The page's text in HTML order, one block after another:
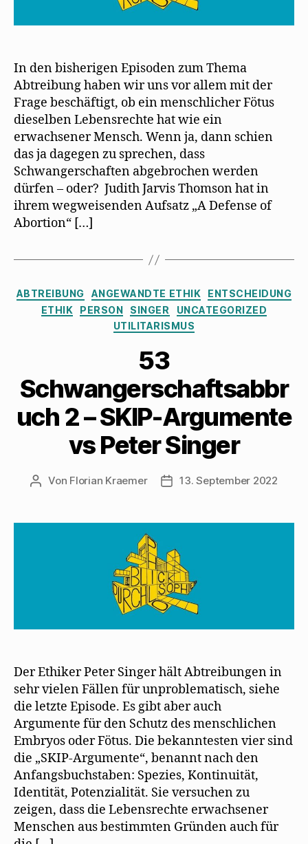
In den bisherigen Episoden zum Thema
Abtreibung haben wir uns vor allem mit der
Frage beschäftigt, ob ein menschlicher Fötus
dieselben Lebensrechte hat wie ein
erwachsener Mensch. Wenn ja, dann schien
das ja dagegen zu sprechen, dass
Schwangerschaften abgebrochen werden
dürfen – oder? Judith Jarvis Thomson hat in
ihrem wegweisenden Aufsatz „A Defense of
Abortion“ […]
Kategorien
ABTREIBUNG ANGEWANDTE ETHIK
ENTSCHEIDUNG
ETHIK
PERSON SINGER
UNCATEGORIZED
UTILITARISMUS
53
Schwangerschaftsabbr
uch 2 – SKIP-Argumente
vs Peter Singer
Beitragsautor
Von Florian Kraemer Veröffentlichungsdatum
13. September 2022
Der Ethiker Peter Singer hält Abtreibungen in
sehr vielen Fällen für unproblematisch, siehe
die letzte Episode. Es gibt aber auch
Argumente für den Schutz des menschlichen
Embryos oder Fötus. Die bekanntesten vier sind
die „SKIP-Argumente“, benannt nach den
Anfangsbuchstaben: Spezies, Kontinuität,
Identität, Potenzialität. Sie versuchen zu
zeigen, dass die Lebensrechte erwachsener
Menschen aus bestimmten Gründen auch für